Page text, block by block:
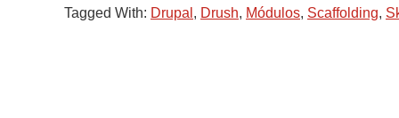
Tagged With: Drupal , Drush, Módulos, Scaffolding,